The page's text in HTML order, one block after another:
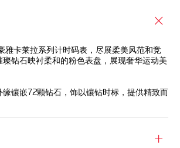
雅卡莱拉系列计时码表，尽展柔美风范和竞
钻石映衬柔和的粉色表盘，展现奢华运动美
镶嵌72颗钻石，饰以镶钻时标，提供精致而
将经典优雅与现代强劲性能融为一体。